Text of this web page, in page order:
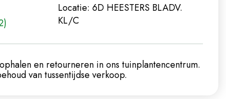
Locatie: 6D HEESTERS BLADV.
KL/C
en retourneren in ons tuinplantencentrum.
van tussentijdse verkoop.